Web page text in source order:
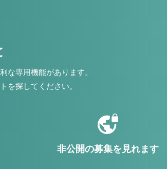
な専用機能があります。
を探してください。
非公開の募集を見れます